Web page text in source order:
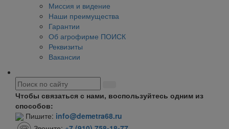
Миссия и видение
Наши преимущества
Гарантии
Об агрофирме ПОИСК
Реквизиты
Вакансии
Чтобы связаться с нами, воспользуйтесь одним из
способов:
Пишите: info@demetra68.ru